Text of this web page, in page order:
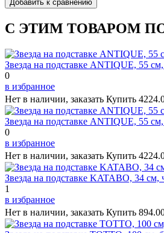
С ЭТИМ ТОВАРОМ
Звезда на подставке ANTIQUE, 55 см,
0
в избранное
Нет в наличии, заказать Купить
Звезда на подставке ANTIQUE, 55
0
в избранное
Нет в наличии, заказать Купить
Звезда на подставке KATABO, 34 см,
1
в избранное
Нет в наличии, заказать Купить